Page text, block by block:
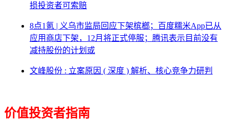
损投资者可索赔
8点1氪 | 义乌市监局回应下架槟榔；百度糯米App已从
应用商店下架，12月将正式停服；腾讯表示目前没有
减持股份的计划或
文峰股份 : 立案原因 ( 深度 ) 解析、核心竞争力研判
价值投资者指南